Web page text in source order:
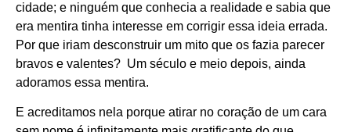
cidade; e ninguém que conhecia a realidade e sabia que
era mentira tinha interesse em corrigir essa ideia errada.
Por que iriam desconstruir um mito que os fazia parecer
bravos e valentes? Um século e meio depois, ainda
adoramos essa mentira.
E acreditamos nela porque atirar no coração de um cara